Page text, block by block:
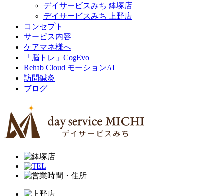
デイサービスみち 鉢塚店
デイサービスみち 上野店
コンセプト
サービス内容
ケアマネ様へ
「脳トレ」CogEvo
Rehab Cloud モーションAI
訪問鍼灸
ブログ